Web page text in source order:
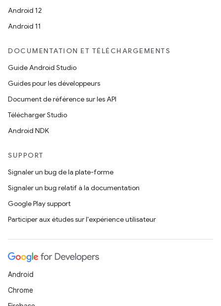
Android 12
Android 11
DOCUMENTATION ET TÉLÉCHARGEMENTS
Guide Android Studio
Guides pour les développeurs
Document de référence sur les API
Télécharger Studio
Android NDK
SUPPORT
Signaler un bug de la plate-forme
Signaler un bug relatif à la documentation
Google Play support
Participer aux études sur l'expérience utilisateur
Android
Chrome